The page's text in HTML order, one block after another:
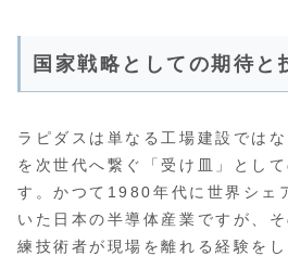
国家戦略としての期待と
ラピダスは単なる工場建設では
を次世代へ繋ぐ「受け皿」とし
す。かつて1980年代に世界シェ
いた日本の半導体産業ですが、
練技術者が現場を離れる経験をし